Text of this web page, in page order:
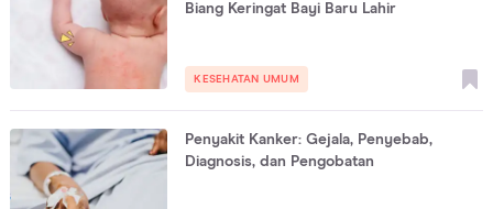
Biang Keringat Bayi Baru Lahir
KESEHATAN UMUM
Penyakit Kanker: Gejala, Penyebab,
Diagnosis, dan Pengobatan